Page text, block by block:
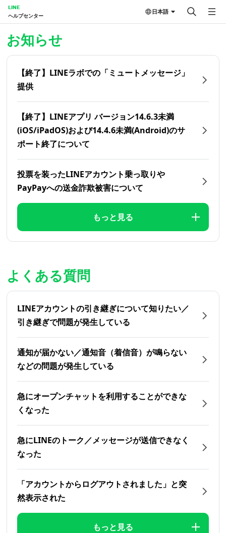
LINE
ヘルプセンター
日本語
お知らせ
【終了】LINEラボでの「ミュートメッセージ」
提供
【終了】LINEアプリ バージョン14.6.3未満
(iOS/iPadOS)および14.4.6未満(Android)のサ
ポート終了について
投票を装ったLINEアカウント乗っ取りや
PayPayへの送金詐欺被害について
もっと見る
よくある質問
LINEアカウントの引き継ぎについて知りたい／
引き継ぎで問題が発生している
通知が届かない／通知音（着信音）が鳴らない
などの問題が発生している
急にオープンチャットを利用することができな
くなった
急にLINEのトーク／メッセージが送信できなく
なった
「アカウントからログアウトされました」と突
然表示された
もっと見る